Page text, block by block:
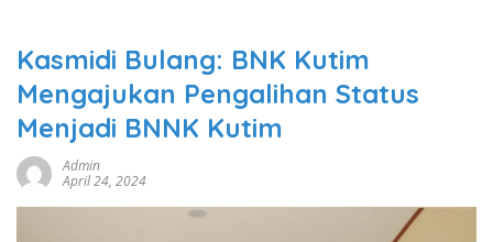
Kasmidi Bulang: BNK Kutim
Mengajukan Pengalihan Status
Menjadi BNNK Kutim
Admin
April 24, 2024